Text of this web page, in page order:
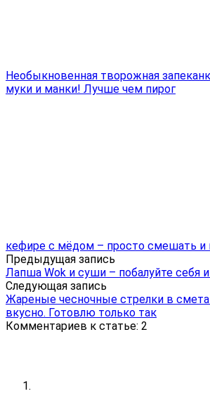
Необыкновенная творожная
муки и манки! Лучше чем пирог
кефире с мёдом – просто смешать и
Предыдущая запись
Лапша Wok и суши – побалуйте себя
Следующая запись
Жареные чесночные стрелки в
вкусно. Готовлю только так
Комментариев к статье: 2